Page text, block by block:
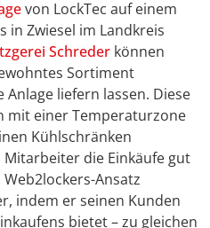
von LockTec auf einem
in Zwiesel im Landkreis
Schreder können
Sortiment
liefern lassen. Diese
mit einer Temperaturzone
Kühlschränken
die Einkäufe gut
Ansatz
indem er seinen Kunden
bietet – zu gleichen